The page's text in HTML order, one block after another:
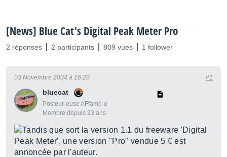
[News] Blue Cat's Digital Peak Meter Pro
2 réponses 2 participants 809 vues 1 follower
bluecat
Posteur·euse AFfamé·e
Membre depuis 23 ans
03 Novembre 2004 à 16:20 #1
Tandis que sort la version 1.1 du freeware 'Digital
Peak Meter', une version "Pro" vendue 5 € est
annoncée par l'auteur.